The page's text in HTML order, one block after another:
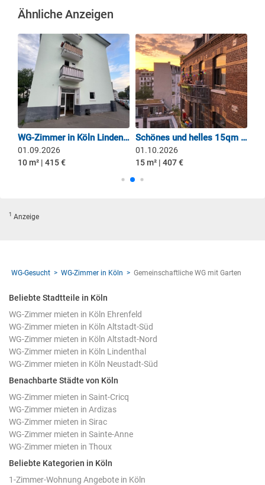
Ähnliche Anzeigen
WG-Zimmer in Köln Lindenthal
01.09.2026
10 m² | 415 €
Schönes und helles 15qm Altbau-Zimmer in toller 7er WG
01.10.2026
15 m² | 407 €
1 Anzeige
WG-Gesucht WG-Zimmer in Köln Gemeinschaftliche WG mit Garten
Beliebte Stadtteile in Köln
WG-Zimmer mieten in Köln Ehrenfeld
WG-Zimmer mieten in Köln Altstadt-Süd
WG-Zimmer mieten in Köln Altstadt-Nord
WG-Zimmer mieten in Köln Lindenthal
WG-Zimmer mieten in Köln Neustadt-Süd
Benachbarte Städte von Köln
WG-Zimmer mieten in Saint-Cricq
WG-Zimmer mieten in Ardizas
WG-Zimmer mieten in Sirac
WG-Zimmer mieten in Sainte-Anne
WG-Zimmer mieten in Thoux
Beliebte Kategorien in Köln
1-Zimmer-Wohnung Angebote in Köln